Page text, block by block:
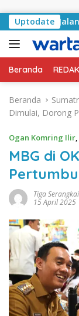
Uptodate
Jalan RA
Beranda
Beranda
Dimulai, Dorong
Ogan Komring Ilir,
MBG di
Tiga Serangkai
15 April 2025